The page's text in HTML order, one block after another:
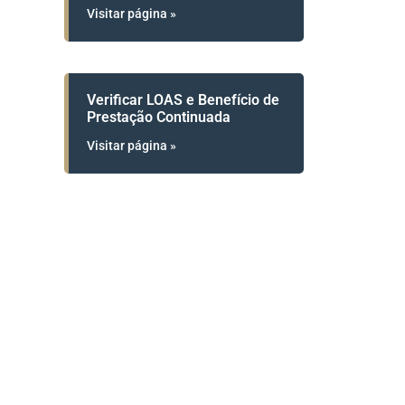
Visitar página »
Verificar LOAS e Benefício de
Prestação Continuada
Visitar página »